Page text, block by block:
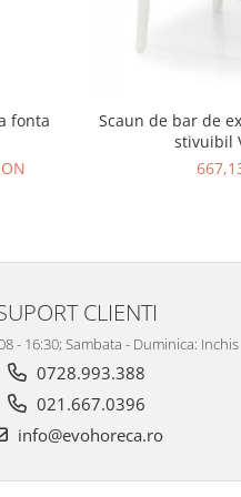
fonta
Scaun de bar de
stivuibil
CLIENTI
- 16:30; Sambata - Duminica: Inchis
0728.993.388
021.667.0396
info@evohoreca.ro